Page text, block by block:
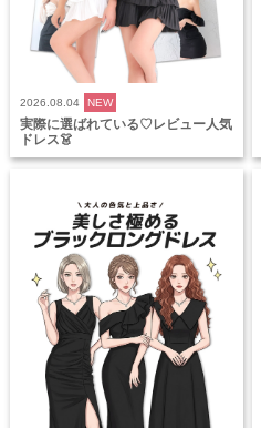
2026.08.04 NEW
実際に選ばれている♡レビュー人気
ドレス👗